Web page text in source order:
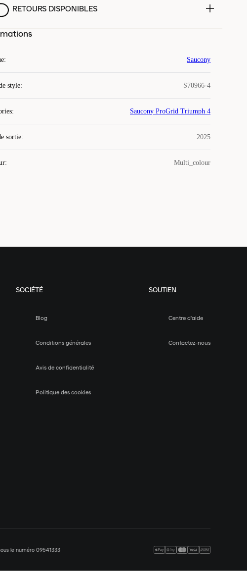
RETOURS DISPONIBLES
: Saucony
style: S70966-4
: Saucony ProGrid Triumph 4
sortie: 2025
: Multi_colour
SOCIÉTÉ
Blog
Conditions générales
Avis de confidentialité
Politique des cookies
SOUTIEN
Centre d'aide
Contactez-nous
le numéro 09541333